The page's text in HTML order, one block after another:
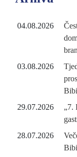
04.08.2026
03.08.2026
29.07.2026
„7.
28.07.2026